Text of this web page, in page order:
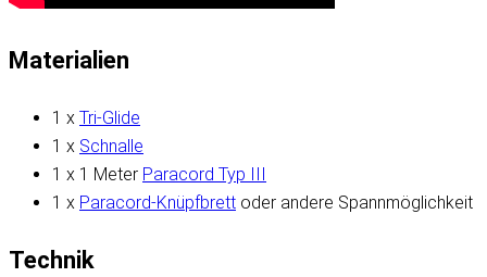
Materialien
1 x Tri-Glide
1 x Schnalle
1 x 1 Meter Paracord Typ III
1 x Paracord-Knüpfbrett oder andere Spannmöglichkeit
Technik